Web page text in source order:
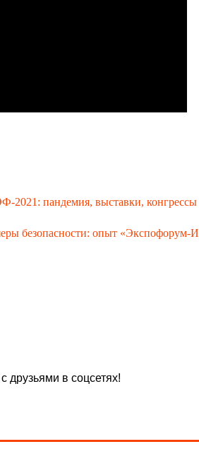
2021: пандемия, выставки, конгрессы
безопасности: опыт «Экспофорум-
друзьями в соцсетях!